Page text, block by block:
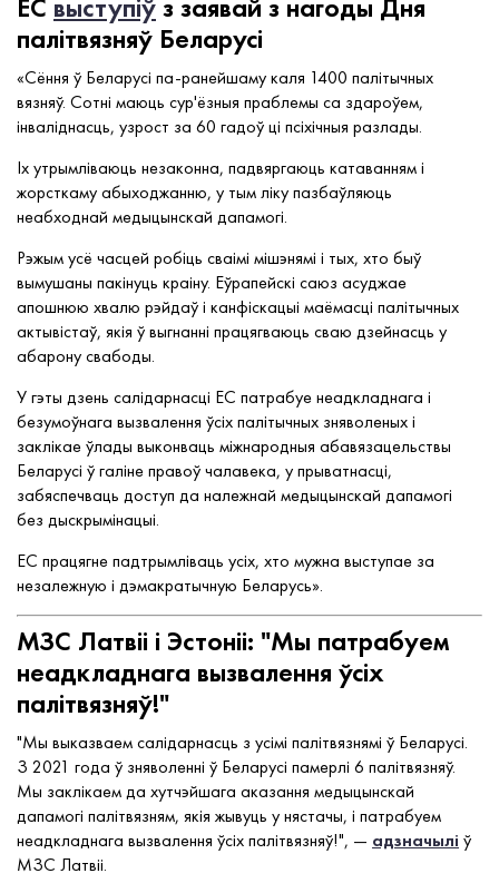
ЕС выступіўз заявай з нагоды Дня
палітвязняў Беларусі
«Сёння ў Беларусі па-ранейшаму каля 1400 палітычных
вязняў. Сотні маюць сур'ёзныя праблемы са здароўем,
інваліднасць, узрост за 60 гадоў ці псіхічныя разлады.
Іх утрымліваюць незаконна, падвяргаюць катаванням і
жорсткаму абыходжанню, у тым ліку пазбаўляюць
неабходнай медыцынскай дапамогі.
Рэжым усё часцей робіць сваімі мішэнямі і тых, хто быў
вымушаны пакінуць краіну. Еўрапейскі саюз асуджае
апошнюю хвалю рэйдаў і канфіскацыі маёмасці палітычных
актывістаў, якія ў выгнанні працягваюць сваю дзейнасць у
абарону свабоды.
У гэты дзень салідарнасці ЕС патрабуе неадкладнага і
безумоўнага вызвалення ўсіх палітычных зняволеных і
заклікае ўлады выконваць міжнародныя абавязацельствы
Беларусі ў галіне правоў чалавека, у прыватнасці,
забяспечваць доступ да належнай медыцынскай дапамогі
без дыскрымінацыі.
ЕС працягне падтрымліваць усіх, хто мужна выступае за
незалежную і дэмакратычную Беларусь».
МЗC Латвіі і Эстоніі: "Мы патрабуем
неадкладнага вызвалення ўсіх
палітвязняў!"
"Мы выказваем салідарнасць з усімі палітвязнямі ў Беларусі.
З 2021 года ў зняволенні ў Беларусі памерлі 6 палітвязняў.
Мы заклікаем да хутчэйшага аказання медыцынскай
дапамогі палітвязням, якія жывуць у нястачы, і патрабуем
неадкладнага вызвалення ўсіх палітвязняў!", — адзначылі ў
МЗС Латвіі.